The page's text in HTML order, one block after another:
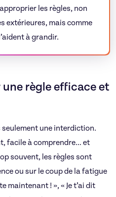
les règles, non
extérieures, mais comme
à grandir.
règle efficace et
seulement une interdiction.
facile à comprendre… et
souvent, les règles sont
ou sur le coup de la fatigue
maintenant ! », « Je t’ai dit